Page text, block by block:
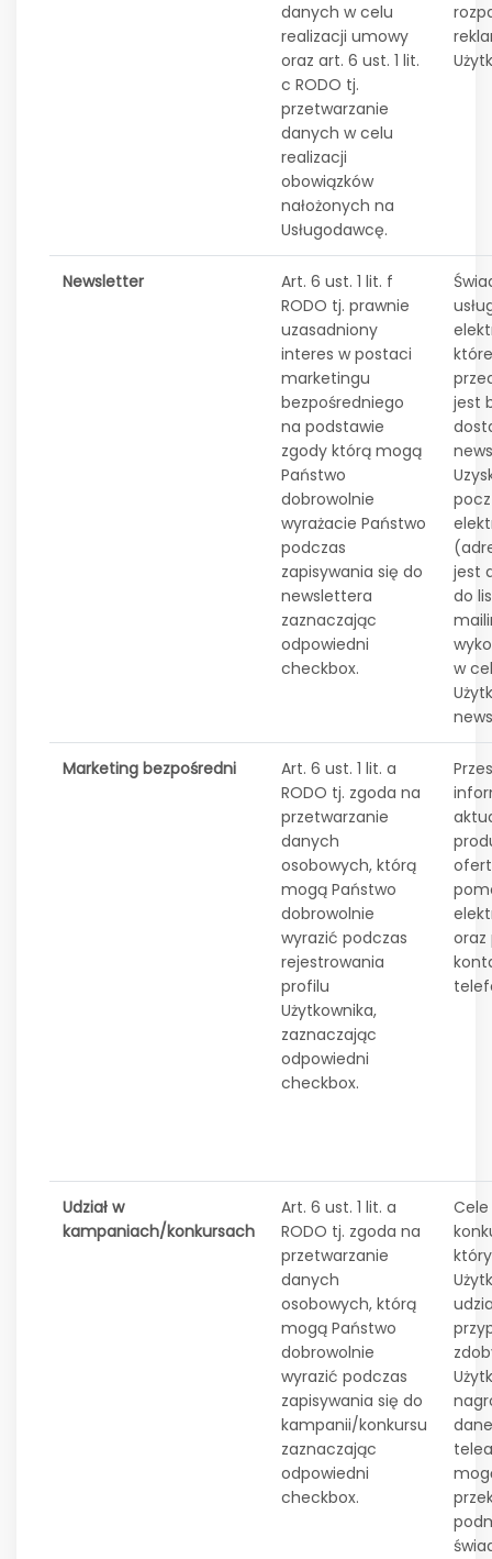
danych w celu
realizacji umowy
oraz art. 6 ust. 1 lit.
c RODO tj.
przetwarzanie
danych w celu
realizacji
obowiązków
nałożonych na
Usługodawcę.
Newsletter
Art. 6 ust. 1 lit. f
RODO tj. prawnie
uzasadniony
interes w postaci
marketingu
bezpośredniego
na podstawie
zgody którą mogą
Państwo
dobrowolnie
wyrażacie Państwo
podczas
zapisywania się do
newslettera
zaznaczając
odpowiedni
checkbox.
jest
jest
do
w
Marketing bezpośredni
Art. 6 ust. 1 lit. a
RODO tj. zgoda na
przetwarzanie
danych
osobowych, którą
mogą Państwo
dobrowolnie
wyrazić podczas
rejestrowania
profilu
Użytkownika,
zaznaczając
odpowiedni
checkbox.
oraz
Udział w
kampaniach/konkursach
Art. 6 ust. 1 lit. a
RODO tj. zgoda na
przetwarzanie
danych
osobowych, którą
mogą Państwo
dobrowolnie
wyrazić podczas
zapisywania się do
kampanii/konkursu
zaznaczając
odpowiedni
checkbox.
dane